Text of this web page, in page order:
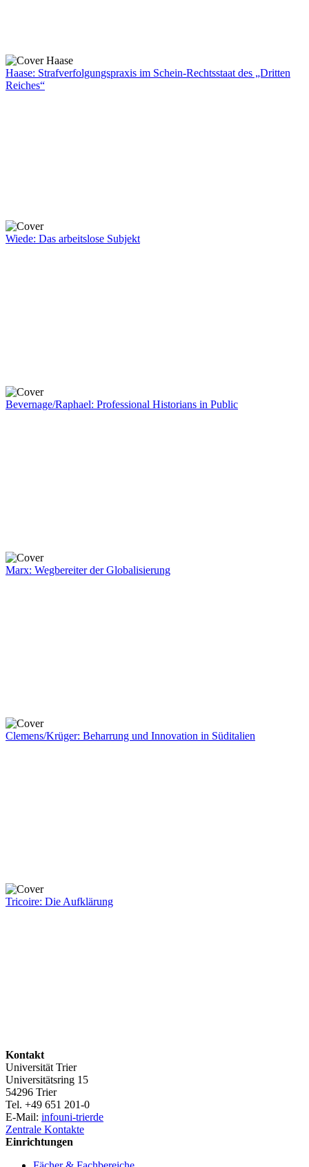
Haase: Strafverfolgungspraxis im Schein-Rechtsstaat des „Dritten
Reiches“
Wiede: Das arbeitslose Subjekt
Bevernage/Raphael: Professional Historians in Public
Marx: Wegbereiter der Globalisierung
Clemens/Krüger: Beharrung und Innovation in Süditalien
Tricoire: Die Aufklärung
Kontakt
Universität Trier
Universitätsring 15
54296 Trier
Tel. +49 651 201-0
E-Mail: infouni-trierde
Zentrale Kontakte
Einrichtungen